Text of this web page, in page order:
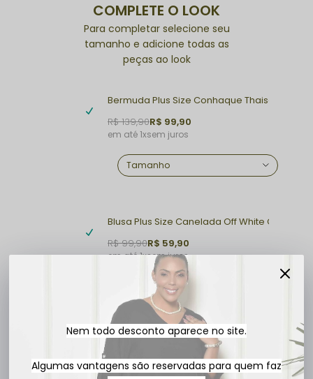
COMPLETE O LOOK
Para completar selecione seu
tamanho e adicione todas as
peças ao look
Bermuda Plus Size Conhaque Thaisa
R$ 139,90R$ 99,90
1xsem juros
Blusa Plus Size Canelada Off White Camila
R$ 99,90R$ 59,90
1xsem juros
R$ 159,80
Nem todo desconto aparece no site.
Algumas vantagens são reservadas para quem faz